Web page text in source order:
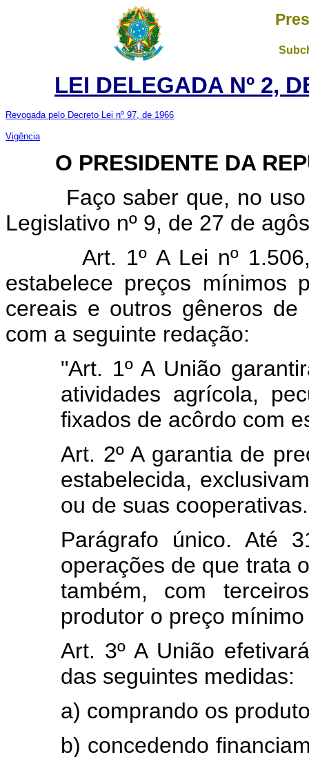
LEI DELEGADA Nº 2,
Revogada pelo Decreto Lei nº 97, de 1966
Vigência
O PRESIDENTE DA
Faço saber que, no uso
Legislativo nº 9, de 27 de
Art. 1º A Lei nº 1.506,
estabelece preços mínimos
cereais e outros gêneros
com a seguinte redação:
"Art. 1º A União
atividades agrícola,
fixados de acôrdo com
Art. 2º A garantia de
estabelecida,
ou de suas cooperativas.
Parágrafo único. Até
operações de que trata
também, com
produtor o preço
Art. 3º A União
das seguintes medidas:
a) comprando os
b) concedendo